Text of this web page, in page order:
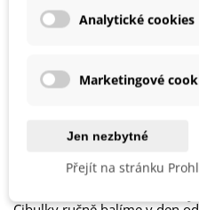
Období Výsadby
Jak balíme cibulky?
postupem k pěstování
Chceme býtšetrní k přírodě,
papírových recyklovatelných
Analytické cookies
Marketingové
Jen nezbytné
Přejít na stránku